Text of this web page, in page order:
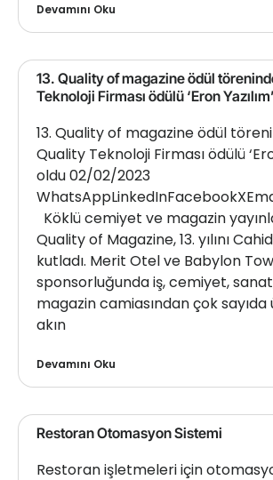
Devamını Oku
13. Quality of magazine ödül
Teknoloji Firması ödülü ‘Eron
13. Quality of magazine ödül
Quality Teknoloji Firması ödülü
oldu 02/02/2023
Köklü cemiyet ve magazin
Quality of Magazine, 13. yılını
kutladı. Merit Otel ve Babylon
sponsorluğunda iş, cemiyet,
magazin camiasından çok sayıda
akın
Devamını Oku
Restoran Otomasyon Sistemi
Restoran işletmeleri için